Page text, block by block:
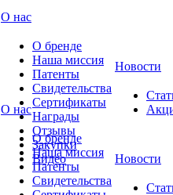
О нас
О бренде
Наша миссия
Патенты
Свидетельства
Сертификаты
Награды
Отзывы
Закупки
Видео
Новости
О нас
О бренде
Наша миссия
Патенты
Свидетельства
Новости